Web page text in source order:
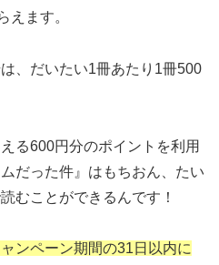
えます。
、だいたい1冊あたり1冊500
る600円分のポイントを利用
だった件』はもちおん、たい
むことができるんです！
ンペーン期間の31日以内に